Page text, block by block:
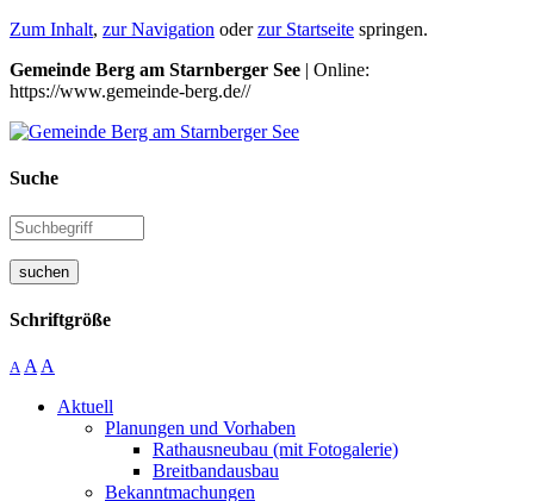
Zum Inhalt, zur Navigation oderzur Startseite springen.
Gemeinde Berg am Starnberger See | Online:
https://www.gemeinde-berg.de//
Suche
suchen
Schriftgröße
A A A
Aktuell
Planungen und Vorhaben
Rathausneubau (mit Fotogalerie)
Breitbandausbau
Bekanntmachungen